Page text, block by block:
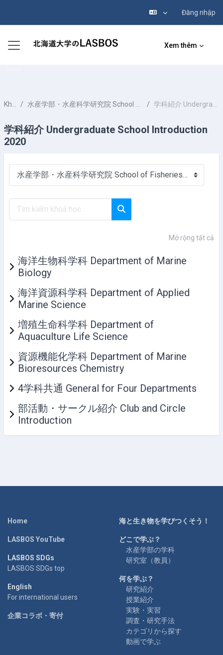
Đăng nhập
Bảng điều khiển cạnh Xem thêm
Khoá học 水産学部・水産科学研究院 School of Fisheries Sciences & Faculty of Fisheries Sciences 学科紹介 Undergraduate School Introduction 2020
学科紹介 Undergraduate School Introduction
2020
Danh mục khoá học
Tìm kiếm khoá học
Mở rộng tất cả
海洋生物科学科 Department of Marine
Biology
海洋資源科学科 Department of Applied
Marine Science
増殖生命科学科 Department of
Aquaculture Life Science
資源機能化学科 Department of Marine
Bioresources Chemistry
4学科共通 General for Four Departments
部活動・サークル紹介 Club and Circle
Introduction
Home
LASBOS YouTube
LASBOS SDGs
LASBOS SDGs top
English
For international users
企業コラボ・寄付
海と生き物を学びつくそう！
どこで学ぶ？
水産学部の学科
研究室（教員）
何を学ぶ？
研究紹介
授業紹介
実験・実習
調査・研究手法
カテゴリから探す
動画で学ぶ